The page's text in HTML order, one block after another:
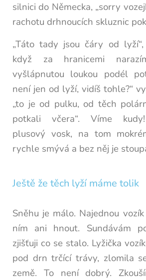
silnici do Německa, „sorry
rachotu drhnoucích skluznic
„Táto tady jsou čáry od
když za hranicemi
vyšlápnutou loukou podél
není jen od lyží, vidíš tohle?“
„to je od pulku, od těch
potkali včera“. Víme kudy!
plusový vosk, na tom
rychle smývá a bez něj je
Ještě že těch lyží máme tolik
Sněhu je málo. Najednou
ním ani hnout. Sundávám
zjišťuji co se stalo. Lyžička
pod drn trčící trávy, zlomila
země. To není dobrý.